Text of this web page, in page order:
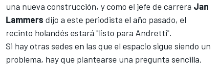
una nueva construcción, y como el jefe de carrera Jan
Lammers dijo a este periodista el año pasado, el
recinto holandés estará "listo para Andretti".
Si hay otras sedes en las que el espacio sigue siendo un
problema, hay que plantearse una pregunta sencilla.